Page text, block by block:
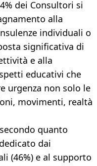
dei Consultori si
alla
individuali o
significativa di
e alla
educativi che
urgenza non solo le
movimenti, realtà
quanto
dai
(46%) e al supporto